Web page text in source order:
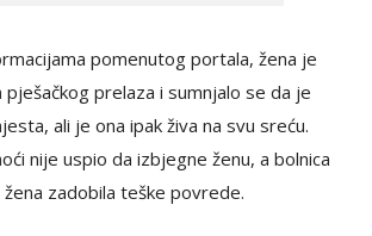
pomenutog portala, žena je
pješačkog prelaza i sumnjalo se da je
ali je ona ipak živa na svu sreću.
nije uspio da izbjegne ženu, a bolnica
zadobila teške povrede.